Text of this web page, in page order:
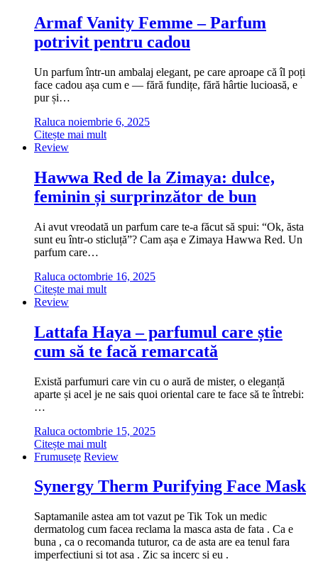
Armaf Vanity Femme – Parfum
potrivit pentru cadou
Un parfum într-un ambalaj elegant, pe care aproape că îl poți
face cadou așa cum e — fără fundițe, fără hârtie lucioasă, e
pur și…
Raluca noiembrie 6, 2025
Citește mai mult
Review
Hawwa Red de la Zimaya: dulce,
feminin și surprinzător de bun
Ai avut vreodată un parfum care te-a făcut să spui: “Ok, ăsta
sunt eu într-o sticluță”? Cam așa e Zimaya Hawwa Red. Un
parfum care…
Raluca octombrie 16, 2025
Citește mai mult
Review
Lattafa Haya – parfumul care știe
cum să te facă remarcată
Există parfumuri care vin cu o aură de mister, o eleganță
aparte și acel je ne sais quoi oriental care te face să te întrebi:
…
Raluca octombrie 15, 2025
Citește mai mult
Frumusețe Review
Synergy Therm Purifying Face Mask
Saptamanile astea am tot vazut pe Tik Tok un medic
dermatolog cum facea reclama la masca asta de fata . Ca e
buna , ca o recomanda tuturor, ca de asta are ea tenul fara
imperfectiuni si tot asa . Zic sa incerc si eu .